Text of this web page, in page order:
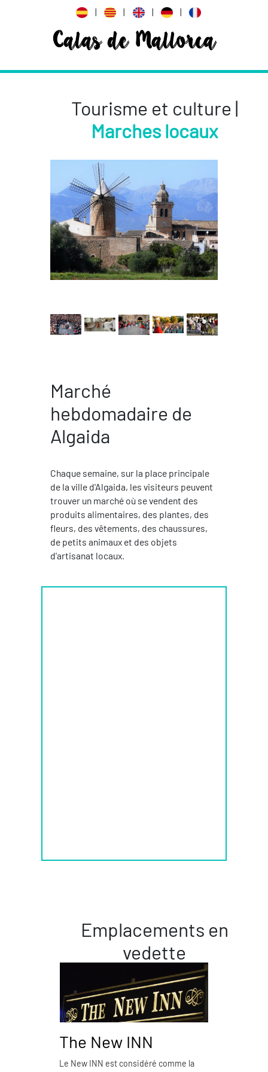
| | | |
Calas de Mallorca
Tourisme et culture |
Marches locaux
Marché
hebdomadaire de
Algaida
Chaque semaine, sur la place principale
de la ville d'Algaida, les visiteurs peuvent
trouver un marché où se vendent des
produits alimentaires, des plantes, des
fleurs, des vêtements, des chaussures,
de petits animaux et des objets
d'artisanat locaux.
Emplacements en
vedette
The New INN
Le New INN est considéré comme la